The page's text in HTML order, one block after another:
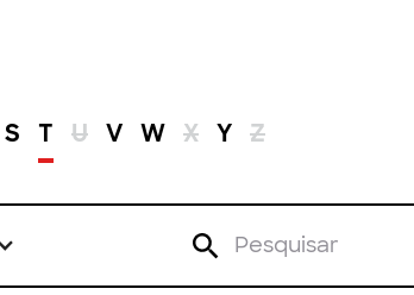
S T U V W X Y Z